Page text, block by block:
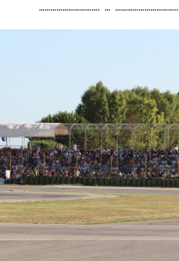
…………………………. … …………………………..